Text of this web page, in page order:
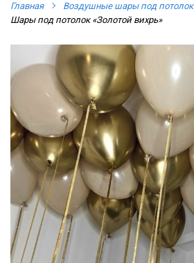
Главная
Воздушные шары под потолок
Шары под потолок «Золотой вихрь»